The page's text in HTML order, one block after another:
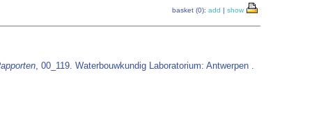
basket (0): add | show
, 00_119. Waterbouwkundig Laboratorium: Antwerpen .